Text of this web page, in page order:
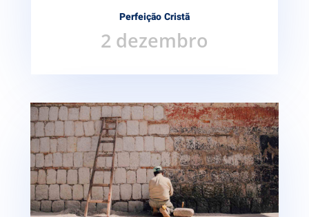
Perfeição Cristã
2 dezembro